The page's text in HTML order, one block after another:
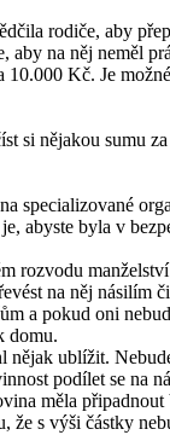
rodiče, aby
na něj neměl
Kč. Je
si nějakou sumu
abyste byla v
na něj
a pokud oni
domu.
ublížit.
podílet se na
měla
s výši částky